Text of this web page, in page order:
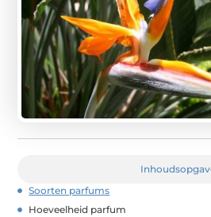
Soorten parfums
Hoeveelheid parfum